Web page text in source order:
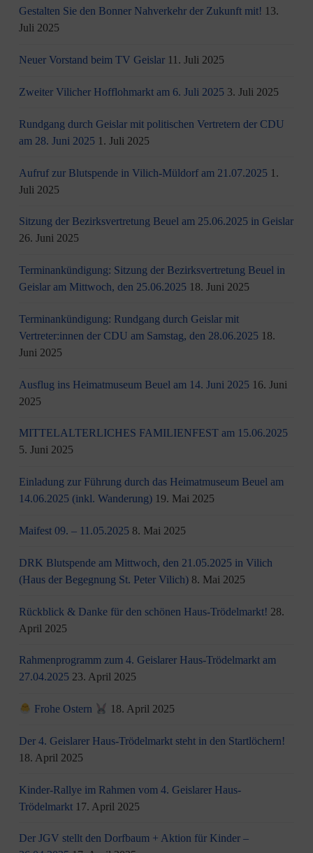
Gestalten Sie den Bonner Nahverkehr der Zukunft mit! 13.
Juli 2025
Neuer Vorstand beim TV Geislar 11. Juli 2025
Zweiter Vilicher Hofflohmarkt am 6. Juli 2025 3. Juli 2025
Rundgang durch Geislar mit politischen Vertretern der CDU
am 28. Juni 2025 1. Juli 2025
Aufruf zur Blutspende in Vilich-Müldorf am 21.07.2025 1.
Juli 2025
Sitzung der Bezirksvertretung Beuel am 25.06.2025 in Geislar
26. Juni 2025
Terminankündigung: Sitzung der Bezirksvertretung Beuel in
Geislar am Mittwoch, den 25.06.2025 18. Juni 2025
Terminankündigung: Rundgang durch Geislar mit
Vertreter:innen der CDU am Samstag, den 28.06.2025 18.
Juni 2025
Ausflug ins Heimatmuseum Beuel am 14. Juni 2025 16. Juni
2025
MITTELALTERLICHES FAMILIENFEST am 15.06.2025
5. Juni 2025
Einladung zur Führung durch das Heimatmuseum Beuel am
14.06.2025 (inkl. Wanderung) 19. Mai 2025
Maifest 09. – 11.05.2025 8. Mai 2025
DRK Blutspende am Mittwoch, den 21.05.2025 in Vilich
(Haus der Begegnung St. Peter Vilich) 8. Mai 2025
Rückblick & Danke für den schönen Haus-Trödelmarkt! 28.
April 2025
Rahmenprogramm zum 4. Geislarer Haus-Trödelmarkt am
27.04.2025 23. April 2025
Frohe Ostern 18. April 2025
Der 4. Geislarer Haus-Trödelmarkt steht in den Startlöchern!
18. April 2025
Kinder-Rallye im Rahmen vom 4. Geislarer Haus-
Trödelmarkt 17. April 2025
Der JGV stellt den Dorfbaum + Aktion für Kinder –